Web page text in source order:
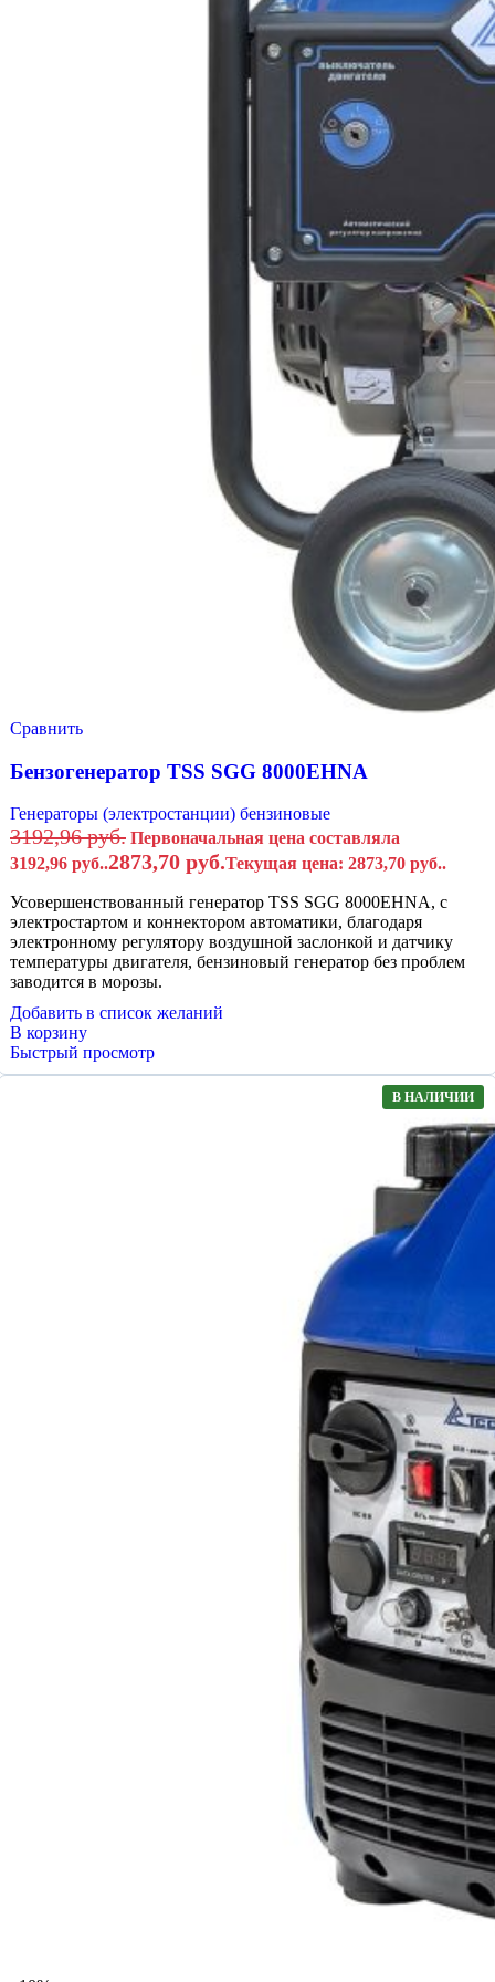
Сравнить
Бензогенератор TSS SGG 8000EHNA
Генераторы (электростанции) бензиновые
3192,96руб. Первоначальная цена составляла
3192,96 руб..2873,70 руб.Текущая цена: 2873,70 руб..
Усовершенствованный генератор TSS SGG 8000EHNA, с
электростартом и коннектором автоматики, благодаря
электронному регулятору воздушной заслонкой и датчику
температуры двигателя, бензиновый генератор без проблем
заводится в морозы.
Добавить в список желаний
В корзину
Быстрый просмотр
В НАЛИЧИИ